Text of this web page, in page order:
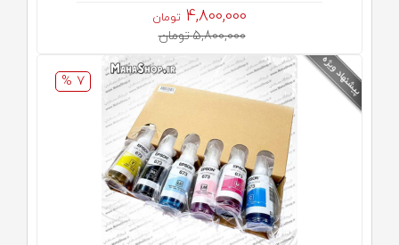
4,800,000 تومان
5,800,000 تومان
7 %